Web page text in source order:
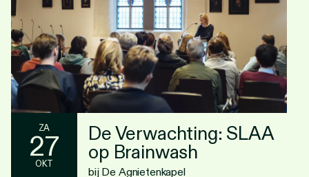
ZA
27
OKT
De Verwachting: SLAA
op Brainwash
bij De Agnietenkapel